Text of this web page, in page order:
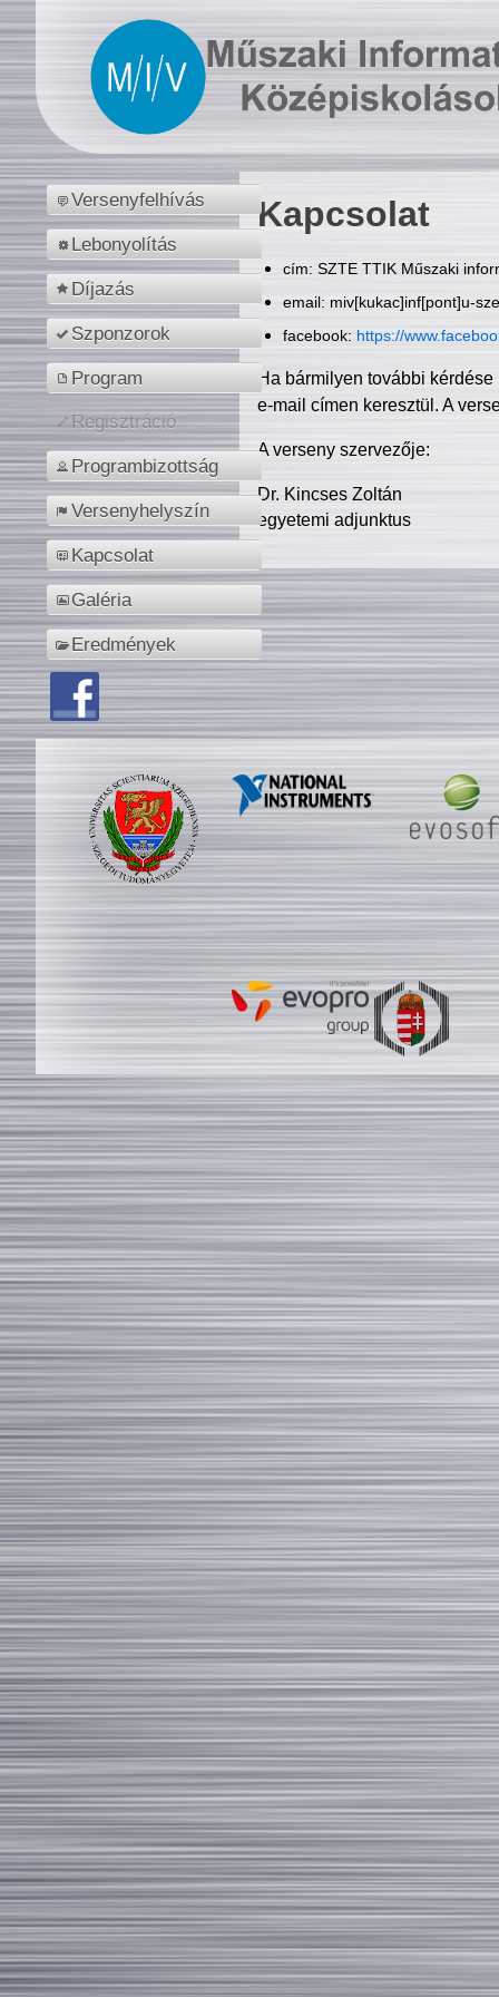
Versenyfelhívás
Lebonyolítás
Díjazás
Szponzorok
Program
Regisztráció
Programbizottság
Versenyhelyszín
Kapcsolat
Galéria
Eredmények
Kapcsolat
cím: SZTE TTIK Műszaki
email: miv[kukac]inf[pont]u-
facebook: https://
Ha bármilyen további
e-mail címen keresztül. A
A verseny szervezője:
Dr. Kincses Zoltán
egyetemi adjunktus